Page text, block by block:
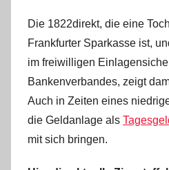
Die 1822direkt, die eine
Frankfurter Sparkasse ist,
im freiwilligen
Bankenverbandes, zeigt
Auch in Zeiten eines
die Geldanlage als
mit sich bringen.